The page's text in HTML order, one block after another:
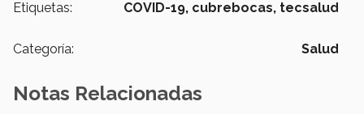
Etiquetas: COVID-19, cubrebocas, tecsalud
Categoría: Salud
Notas Relacionadas